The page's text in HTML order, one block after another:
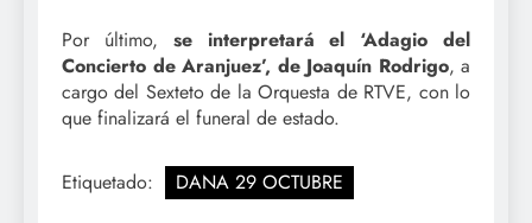
Por último, se interpretará el ‘Adagio del
Concierto de Aranjuez’, de Joaquín Rodrigo, a
cargo del Sexteto de la Orquesta de RTVE, con lo
que finalizará el funeral de estado.
Etiquetado: DANA 29 OCTUBRE